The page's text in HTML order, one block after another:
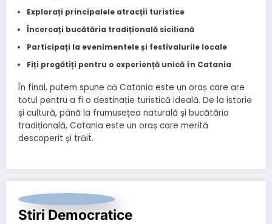
Explorați principalele atracții turistice
Încercați bucătăria tradițională siciliană
Participați la evenimentele și festivalurile locale
Fiți pregătiți pentru o experiență unică în Catania
În final, putem spune că Catania este un oraș care are
totul pentru a fi o destinație turistică ideală. De la istorie
și cultură, până la frumusețea naturală și bucătăria
tradițională, Catania este un oraș care merită
descoperit și trăit.
Stiri Democratice